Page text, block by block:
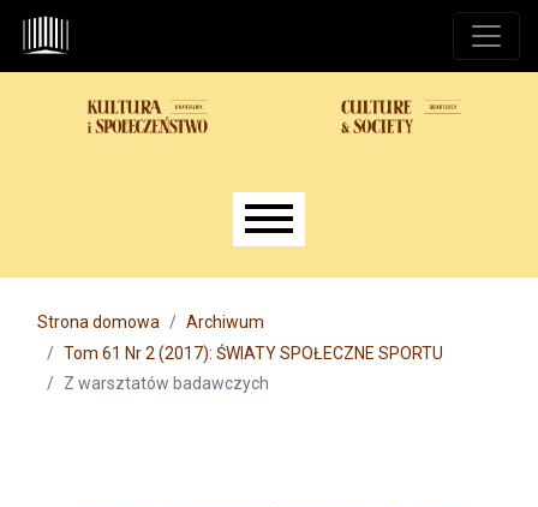
Przejdź do głównego menu
Przejdź do sekcji głównej
Przejdź do stopki
Main menu
Strona domowa
Archiwum
Tom 61 Nr 2 (2017): ŚWIATY SPOŁECZNE SPORTU
Z warsztatów badawczych